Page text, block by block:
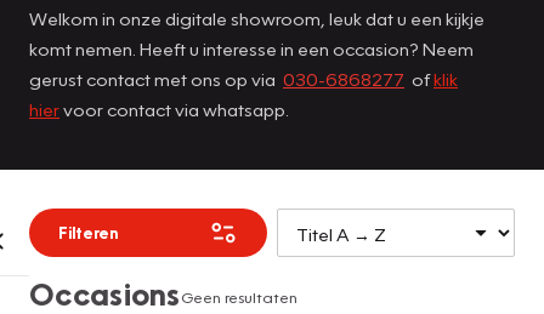
Welkom in onze digitale showroom, leuk dat u een kijkje
komt nemen. Heeft u interesse in een occasion? Neem
gerust contact met ons op via 030-6868277 ofklik
hiervoor contact via whatsapp.
Filteren
OccasionsGeen resultaten